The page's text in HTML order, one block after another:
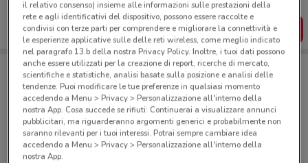
dal tuo cellulare.
SCARICA L’APP
Negozi Colibrì a Roma
il relativo consenso) insieme alle informazioni sulle prestazioni della
rete e agli identificativi del dispositivo, possono essere raccolte e
condivisi con terze parti per comprendere e migliorare la connettività e
le esperienze applicative sulle delle reti wireless, come meglio indicato
nel paragrafo 13.b della nostra Privacy Policy. Inoltre, i tuoi dati possono
anche essere utilizzati per la creazione di report, ricerche di mercato,
scientifiche e statistiche, analisi basate sulla posizione e analisi delle
tendenze. Puoi modificare le tue preferenze in qualsiasi momento
accedendo a Menu > Privacy > Personalizzazione all'interno della
nostra App. Cosa succede se rifiuti: Continuerai a visualizzare annunci
pubblicitari, ma riguarderanno argomenti generici e probabilmente non
saranno rilevanti per i tuoi interessi. Potrai sempre cambiare idea
accedendo a Menu > Privacy > Personalizzazione all'interno della
nostra App.